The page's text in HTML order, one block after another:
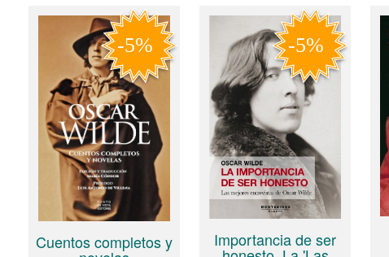
Cuentos completos y Importancia de ser